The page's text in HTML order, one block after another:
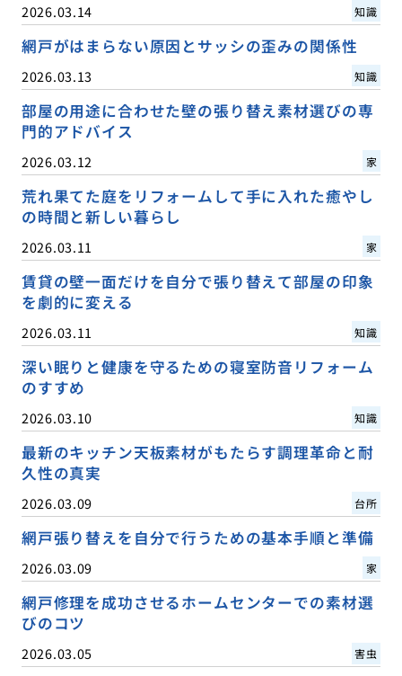
2026.03.14 知識
網戸がはまらない原因とサッシの歪みの関係性
2026.03.13 知識
部屋の用途に合わせた壁の張り替え素材選びの専
門的アドバイス
2026.03.12 家
荒れ果てた庭をリフォームして手に入れた癒やし
の時間と新しい暮らし
2026.03.11 家
賃貸の壁一面だけを自分で張り替えて部屋の印象
を劇的に変える
2026.03.11 知識
深い眠りと健康を守るための寝室防音リフォーム
のすすめ
2026.03.10 知識
最新のキッチン天板素材がもたらす調理革命と耐
久性の真実
2026.03.09 台所
網戸張り替えを自分で行うための基本手順と準備
2026.03.09 家
網戸修理を成功させるホームセンターでの素材選
びのコツ
2026.03.05 害虫